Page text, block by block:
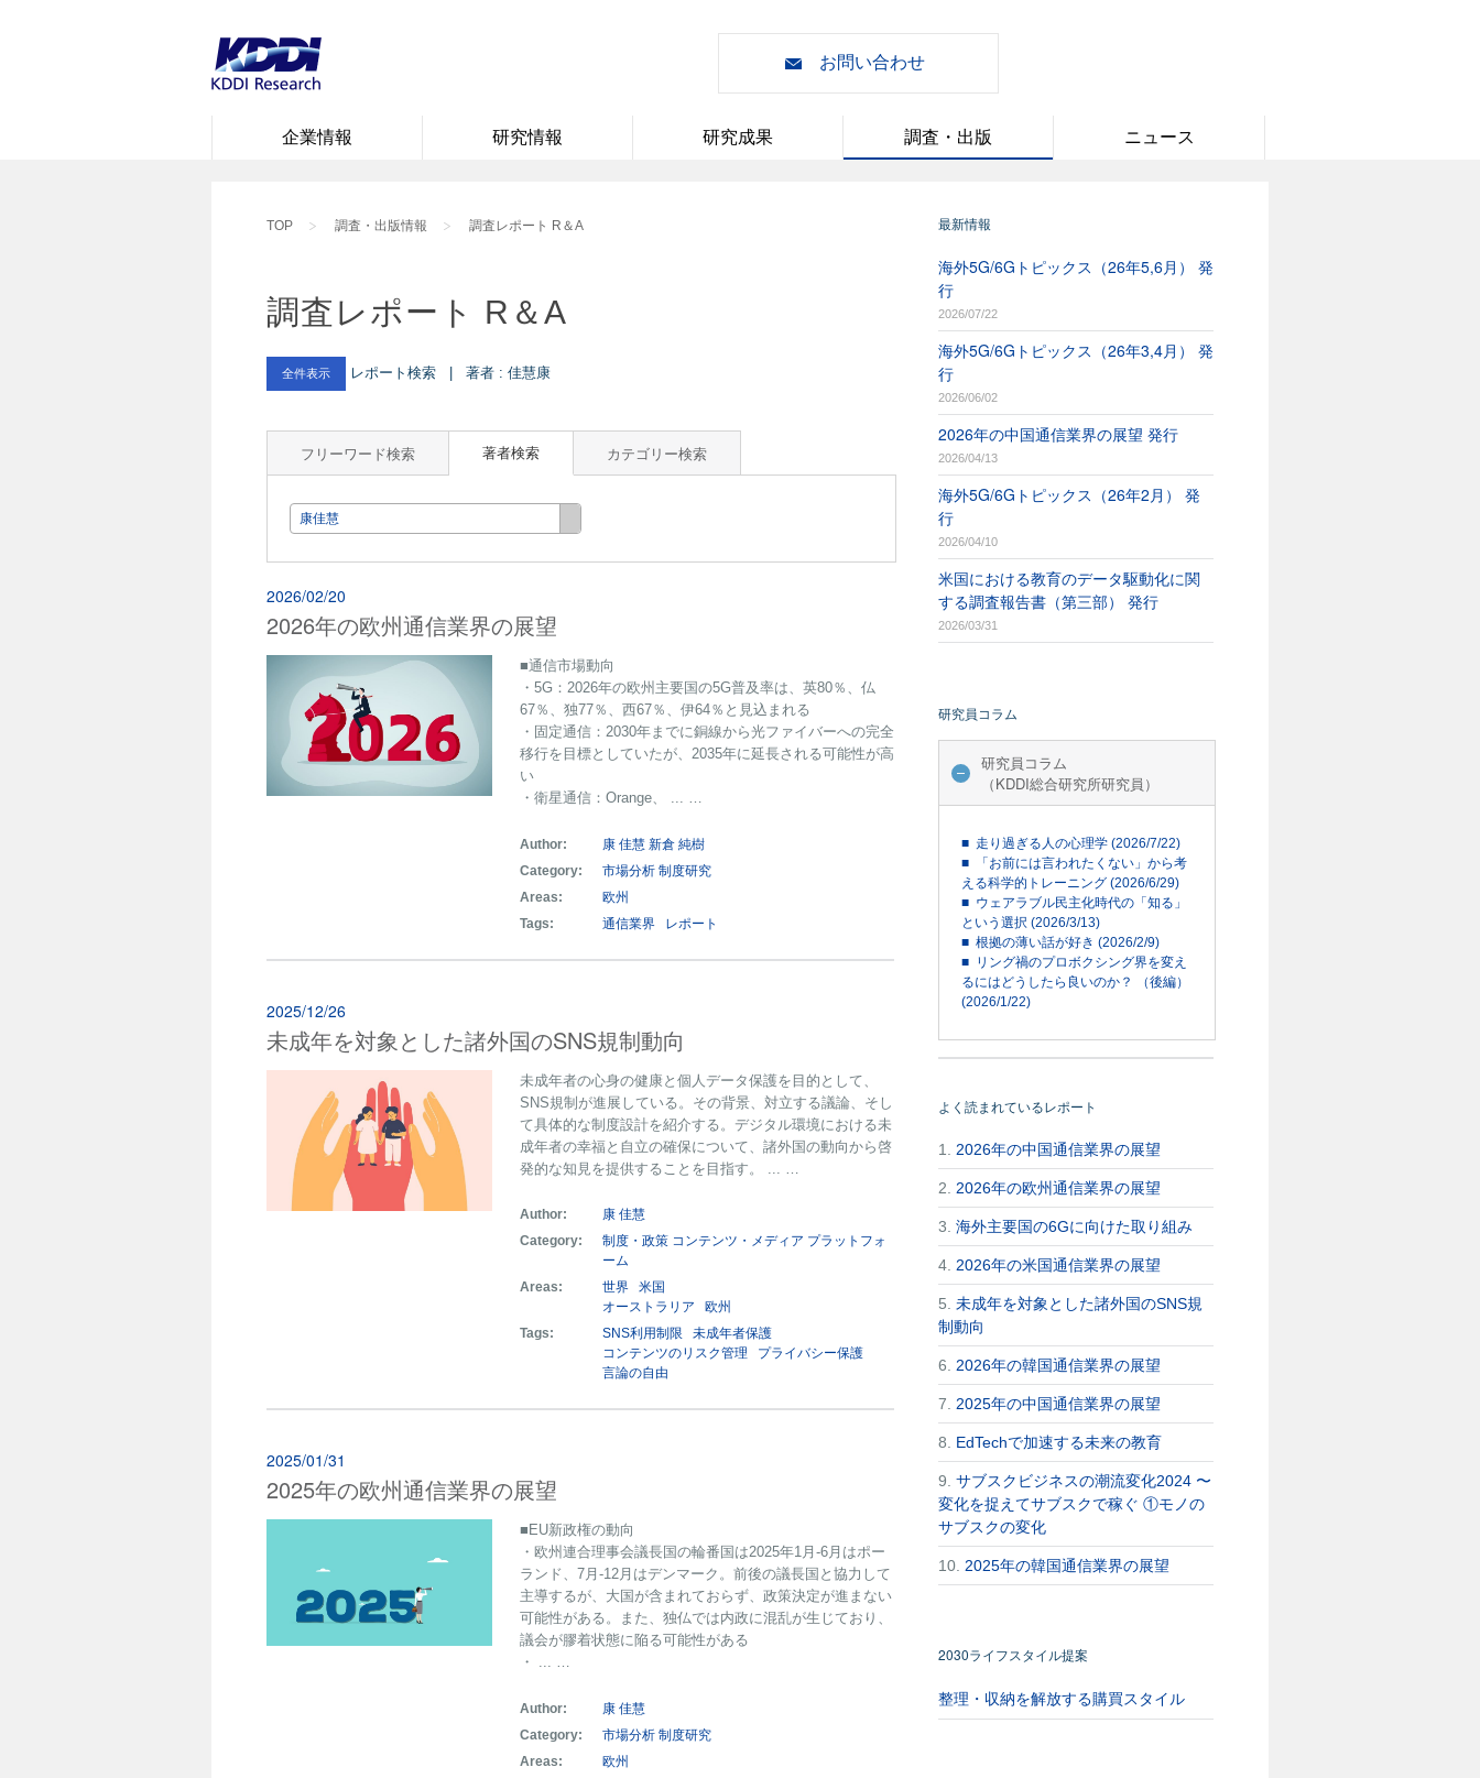
お問い合わせ
企業情報 研究情報 研究成果 調査・出版 ニュース
TOP 調査・出版情報 調査レポート R＆A
調査レポート R＆A
全件表示 レポート検索 | 著者 : 佳慧康
フリーワード検索 著者検索 カテゴリー検索
康佳慧
2026/02/20
2026年の欧州通信業界の展望
■通信市場動向
・5G：2026年の欧州主要国の5G普及率は、英80％、仏
67％、独77％、西67％、伊64％と見込まれる
・固定通信：2030年までに銅線から光ファイバーへの完全
移行を目標としていたが、2035年に延長される可能性が高
い
・衛星通信：Orange、 ... …
Author: 康 佳慧 新倉 純樹
Category:
市場分析 制度研究
Areas:
欧州
Tags:
通信業界 レポート
2025/12/26
未成年を対象とした諸外国のSNS規制動向
未成年者の心身の健康と個人データ保護を目的として、
SNS規制が進展している。その背景、対立する議論、そし
て具体的な制度設計を紹介する。デジタル環境における未
成年者の幸福と自立の確保について、諸外国の動向から啓
発的な知見を提供することを目指す。 ... …
Author:
康 佳慧
Category:
制度・政策 コンテンツ・メディア プラットフォ
ーム
Areas:
世界
米国
オーストラリア
欧州
Tags:
SNS利用制限
未成年者保護
コンテンツのリスク管理
プライバシー保護
言論の自由
2025/01/31
2025年の欧州通信業界の展望
■EU新政権の動向
・欧州連合理事会議長国の輪番国は2025年1月-6月はポー
ランド、7月-12月はデンマーク。前後の議長国と協力して
主導するが、大国が含まれておらず、政策決定が進まない
可能性がある。また、独仏では内政に混乱が生じており、
議会が膠着状態に陥る可能性がある
・ ... …
Author:
康 佳慧
Category:
市場分析 制度研究
Areas:
欧州
最新情報
海外5G/6Gトピックス（26年5,6月） 発
行
2026/07/22
海外5G/6Gトピックス（26年3,4月） 発
行
2026/06/02
2026年の中国通信業界の展望 発行
2026/04/13
海外5G/6Gトピックス（26年2月） 発
行
2026/04/10
米国における教育のデータ駆動化に関
する調査報告書（第三部） 発行
2026/03/31
研究員コラム
研究員コラム
（KDDI総合研究所研究員）
■ 走り過ぎる人の心理学 (2026/7/22)
■ 「お前には言われたくない」から考
える科学的トレーニング (2026/6/29)
■ ウェアラブル民主化時代の「知る」
という選択 (2026/3/13)
■ 根拠の薄い話が好き (2026/2/9)
■ リング禍のプロボクシング界を変え
るにはどうしたら良いのか？ （後編）
(2026/1/22)
よく読まれているレポート
1. 2026年の中国通信業界の展望
2. 2026年の欧州通信業界の展望
3. 海外主要国の6Gに向けた取り組み
4. 2026年の米国通信業界の展望
5. 未成年を対象とした諸外国のSNS規
制動向
6. 2026年の韓国通信業界の展望
7. 2025年の中国通信業界の展望
8. EdTechで加速する未来の教育
9. サブスクビジネスの潮流変化2024 〜
変化を捉えてサブスクで稼ぐ ①モノの
サブスクの変化
10. 2025年の韓国通信業界の展望
2030ライフスタイル提案
整理・収納を解放する購買スタイル